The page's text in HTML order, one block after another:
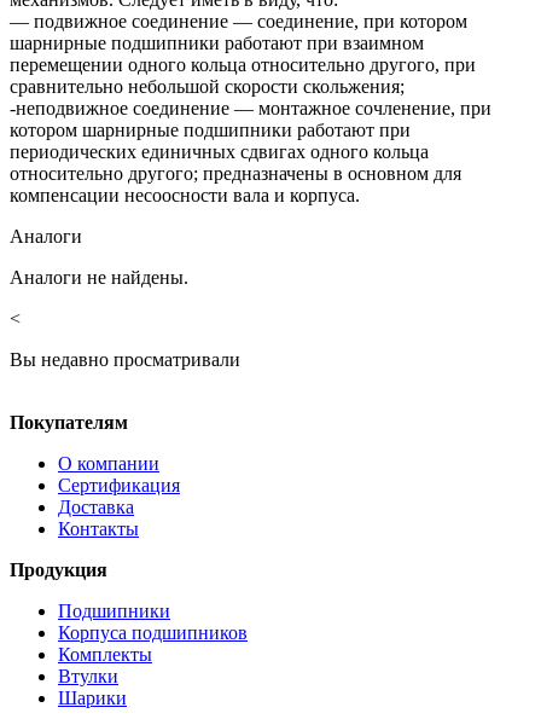
— подвижное соединение — соединение, при котором
шарнирные подшипники работают при взаимном
перемещении одного кольца относительно другого, при
сравнительно небольшой скорости скольжения;
-неподвижное соединение — монтажное сочленение, при
котором шарнирные подшипники работают при
периодических единичных сдвигах одного кольца
относительно другого; предназначены в основном для
компенсации несоосности вала и корпуса.
Аналоги
Аналоги не найдены.
<
Вы недавно просматривали
Покупателям
О компании
Сертификация
Доставка
Контакты
Продукция
Подшипники
Корпуса подшипников
Комплекты
Втулки
Шарики